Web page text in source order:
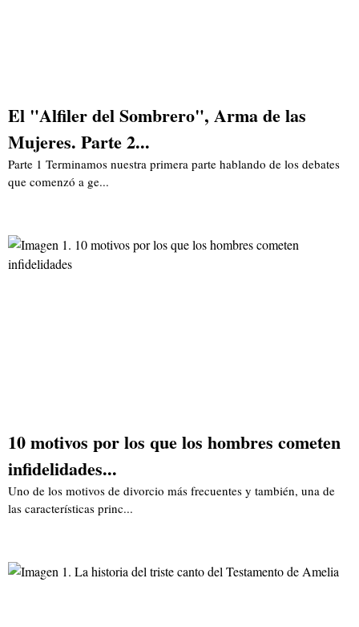
El "Alfiler del Sombrero", Arma de las
Mujeres. Parte 2...
Parte 1 Terminamos nuestra primera parte hablando de los debates
que comenzó a ge...
10 motivos por los que los hombres cometen
infidelidades...
Uno de los motivos de divorcio más frecuentes y también, una de
las características princ...